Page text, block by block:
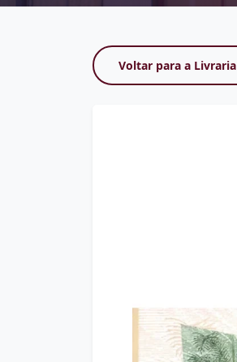
Voltar para a Livraria